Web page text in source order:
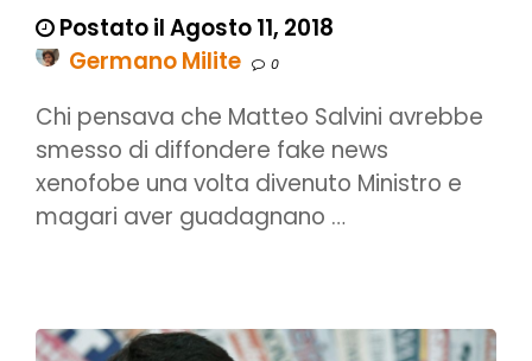
Postato il Agosto 11, 2018
Germano Milite
0
Chi pensava che Matteo Salvini avrebbe
smesso di diffondere fake news
xenofobe una volta divenuto Ministro e
magari aver guadagnano …